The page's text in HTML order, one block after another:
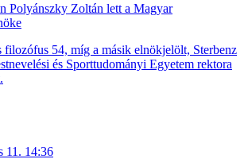
Polyánszky Zoltán lett a Magyar
54, míg a másik elnökjelölt, Sterbenz
és Sporttudományi Egyetem rektora
11. 14:36